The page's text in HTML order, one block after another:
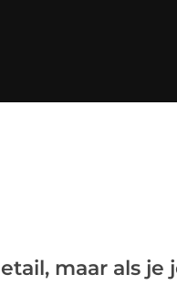
maar als